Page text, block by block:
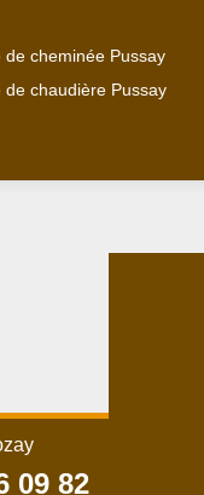
de cheminée Pussay
de chaudière Pussay
09 82